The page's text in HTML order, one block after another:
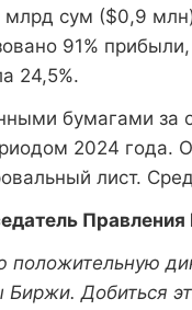
млрд сум ($0,9
91% прибыли,
24,5%.
бумагами за
2024 года.
лист.
Добиться